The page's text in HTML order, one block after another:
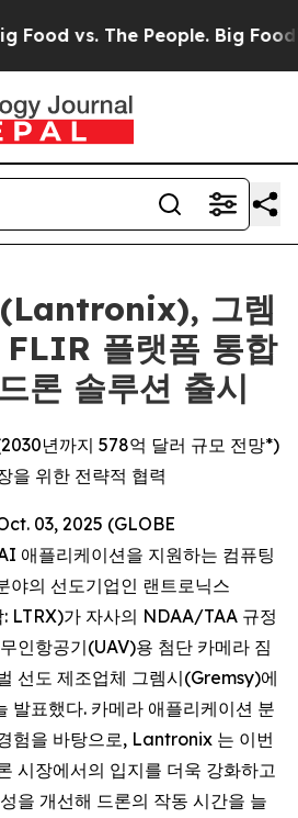
vs. The People. Big Food’s
(Lantronix), 그렘
FLIR 플랫폼 통합
론 솔루션 출시
년까지 578억 달러 규모 전망*)
을 위한 전략적 협력
03, 2025 (GLOBE
애플리케이션을 지원하는 컴퓨팅
야의 선도기업인 랜트로닉스
: LTRX)가 자사의 NDAA/TAA 규정
인항공기(UAV)용 첨단 카메라 짐
선도 제조업체 그렘시(Gremsy)에
발표했다. 카메라 애플리케이션 분
험을 바탕으로, Lantronix 는 이번
시장에서의 입지를 더욱 강화하고
을 개선해 드론의 작동 시간을 늘